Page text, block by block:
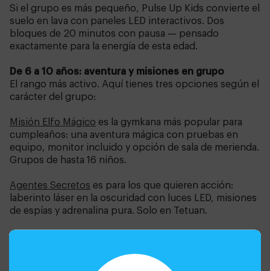
Si el grupo es más pequeño, Pulse Up Kids convierte el
suelo en lava con paneles LED interactivos. Dos
bloques de 20 minutos con pausa — pensado
exactamente para la energía de esta edad.
De 6 a 10 años: aventura y misiones en grupo
El rango más activo. Aquí tienes tres opciones según el
carácter del grupo:
Misión Elfo Mágico es la gymkana más popular para
cumpleaños: una aventura mágica con pruebas en
equipo, monitor incluido y opción de sala de merienda.
Grupos de hasta 16 niños.
Agentes Secretos es para los que quieren acción:
laberinto láser en la oscuridad con luces LED, misiones
de espías y adrenalina pura. Solo en Tetuan.
Alicia y la Llave del Tiempo
quieren probar el formato por primera vez.